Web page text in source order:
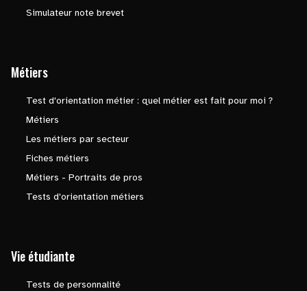
Simulateur note brevet
Métiers
Test d'orientation métier : quel métier est fait pour moi ?
Métiers
Les métiers par secteur
Fiches métiers
Métiers - Portraits de pros
Tests d'orientation métiers
Vie étudiante
Tests de personnalité